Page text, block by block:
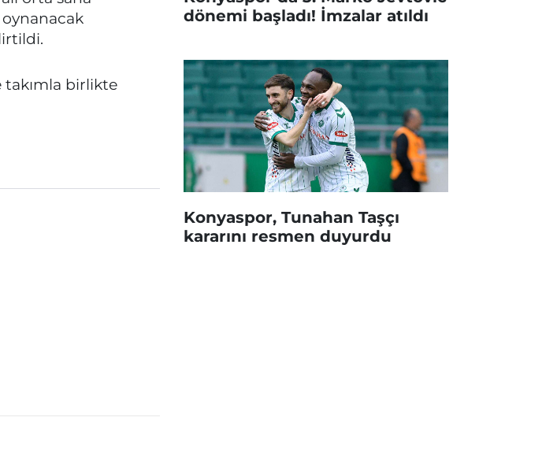
takımla birlikte
dönemi başladı! İmzalar atıldı
Konyaspor, Tunahan Taşçı
kararını resmen duyurdu